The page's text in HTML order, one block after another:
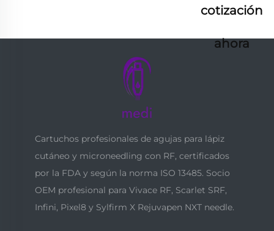
cotización
ahora
Cartuchos profesionales de agujas para lápiz
cutáneo y microneedling con RF, certificados
por la FDA y según la norma ISO 13485. Socio
OEM profesional para Vivace RF, Scarlet SRF,
Infini, Pixel8 y Sylfirm X Rejuvapen NXT needle.